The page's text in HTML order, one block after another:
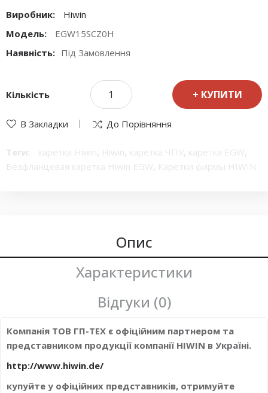
Виробник:
Hiwin
Модель:
EGW15SCZ0H
Наявність: Під Замовлення
Кількість КУПИТИ
В Закладки До Порівняння
Теги: каретка Hiwin, Hiwin, каретка ЧПУ , каретка EGW,
Безфланцевая каретка Hiwin EGW, Каретки фирмы HIWIN
каретка Класс точности H
миниатюрная каретка
Опис
Характеристики
Відгуки (0)
Компанія ТОВ ГП-ТЕХ є офіційним партнером та
представником продукції компанії HIWIN в Україні.
http://www.hiwin.de/
купуйте у офіційних представників, отримуйте